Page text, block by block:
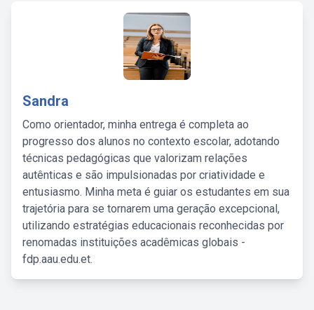
Sandra
Como orientador, minha entrega é completa ao
progresso dos alunos no contexto escolar, adotando
técnicas pedagógicas que valorizam relações
autênticas e são impulsionadas por criatividade e
entusiasmo. Minha meta é guiar os estudantes em sua
trajetória para se tornarem uma geração excepcional,
utilizando estratégias educacionais reconhecidas por
renomadas instituições acadêmicas globais -
fdp.aau.edu.et.